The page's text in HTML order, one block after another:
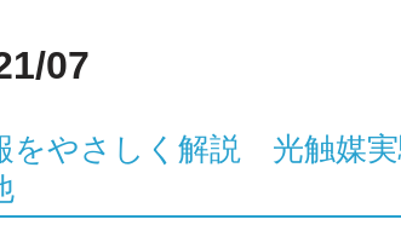
07
をやさしく解説 光触媒